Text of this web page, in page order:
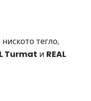
тегло,
Turmat и REAL